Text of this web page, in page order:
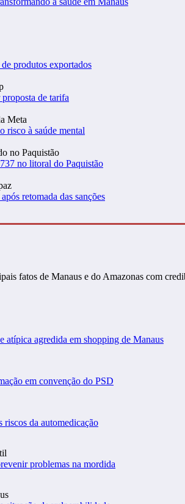
produtos exportados
de tarifa
risco à saúde mental
no litoral do Paquistão
retomada das sanções
fatos de Manaus e do Amazonas com
atípica agredida em shopping de Manaus
em convenção do PSD
riscos da automedicação
problemas na mordida